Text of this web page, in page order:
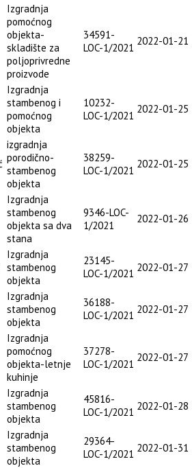
Izgradnja
pomoćnog
objekta-
skladište za
poljoprivredne
proizvode
34591-
LOC-1/2021
2022-01-21
Izgradnja
stambenog i
pomoćnog
objekta
10232-
LOC-1/2021
2022-01-25
izgradnja
porodično-
stambenog
objekta
38259-
LOC-1/2021
2022-01-25
Izgradnja
stambenog
objekta sa dva
stana
9346-LOC-
1/2021
2022-01-26
Izgradnja
stambenog
objekta
23145-
LOC-1/2021 2022-01-27
Izgradnja
stambenog
objekta
36188-
LOC-1/2021 2022-01-27
Izgradnja
pomoćnog
objekta-letnje
kuhinje
37278-
LOC-1/2021
2022-01-27
Izgradnja
stambenog
objekta
45816-
LOC-1/2021 2022-01-28
Izgradnja
stambenog
objekta
29364-
LOC-1/2021 2022-01-31